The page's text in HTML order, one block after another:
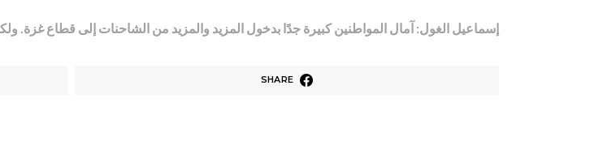
إسماعيل الغول: آمال المواطنين كبيرة جدًا بدخول المزيد والمزيد من الشاحنات إلى قطاع غزة.
SHARE